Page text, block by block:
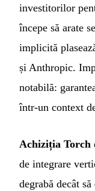
investitorilor
începe să arate
implicită
și Anthropic.
notabilă:
într-un context
Achiziția Torch
de integrare
degrabă decât